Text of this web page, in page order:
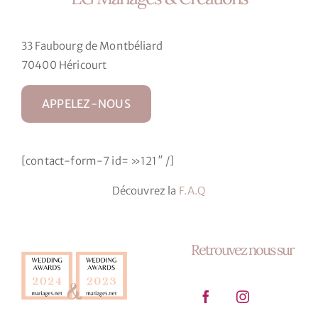
options
être
sur
la
page
produit
33 Faubourg de Montbéliard
70400 Héricourt
APPELEZ-NOUS
[contact-form-7 id= »121″ /]
Découvrez la F.A.Q
Retrouvez nous sur